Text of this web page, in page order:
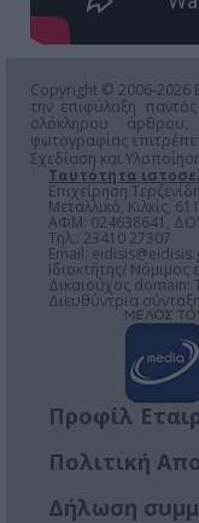
Copyright © 2006-2026
την επιφύλαξη
ολόκληρου
φωτογραφίας
Σχεδίαση και
Ταυτότητα
Επιχείρηση
Μεταλλικό, Κιλκίς,
ΑΦΜ: 024638641, ΔΟΥ
Τηλ.: 23410 27307
Email:
Ιδιοκτήτης/
Δικαιούχος domain:
Διευθύντρια
Προφίλ
Πολιτική
Δήλωση